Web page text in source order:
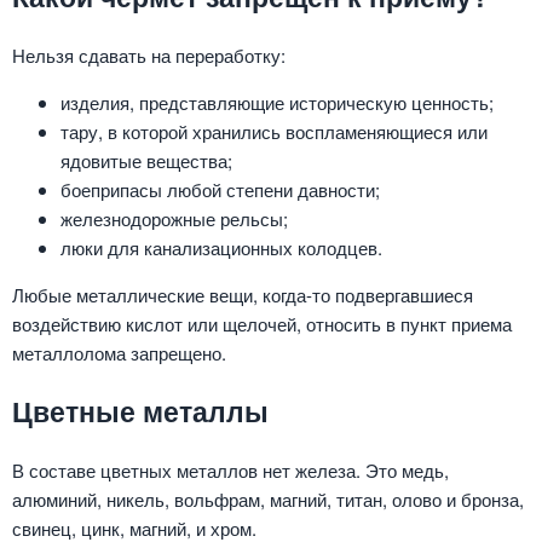
Нельзя сдавать на переработку:
изделия, представляющие историческую ценность;
тару, в которой хранились воспламеняющиеся или
ядовитые вещества;
боеприпасы любой степени давности;
железнодорожные рельсы;
люки для канализационных колодцев.
Любые металлические вещи, когда-то подвергавшиеся
воздействию кислот или щелочей, относить в пункт приема
металлолома запрещено.
Цветные металлы
В составе цветных металлов нет железа. Это медь,
алюминий, никель, вольфрам, магний, титан, олово и бронза,
свинец, цинк, магний, и хром.